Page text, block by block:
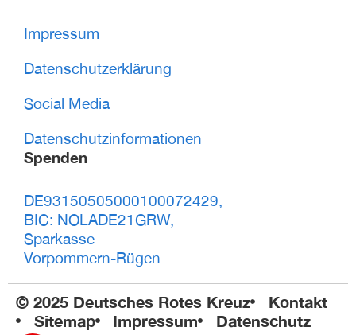
Impressum
Datenschutzerklärung
Social Media
Datenschutzinformationen
Spenden
DE93150505000100072429,
BIC: NOLADE21GRW,
Sparkasse
Vorpommern-Rügen
© 2025 Deutsches Rotes Kreuz
Kontakt
Sitemap
Impressum
Datenschutz